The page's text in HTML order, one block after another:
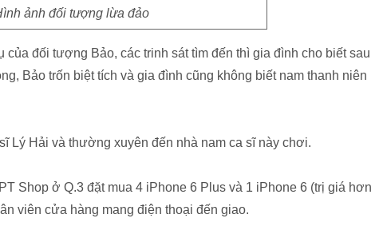
ảnh đối tượng lừa đảo
đối tượng Bảo, các trinh sát tìm đến thì gia đình cho biết sau
Bảo trốn biệt tích và gia đình cũng không biết nam thanh niên
Lý Hải và thường xuyên đến nhà nam ca sĩ này chơi.
Shop ở Q.3 đặt mua 4 iPhone 6 Plus và 1 iPhone 6 (trị giá hơn
viên cửa hàng mang điện thoại đến giao.